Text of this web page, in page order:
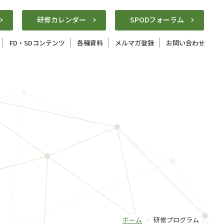
FD・SDコンテンツ 各種資料 メルマガ登録 お問い合わせ
研修カレンダー SPODフォーラム
ホーム 研修プログラム